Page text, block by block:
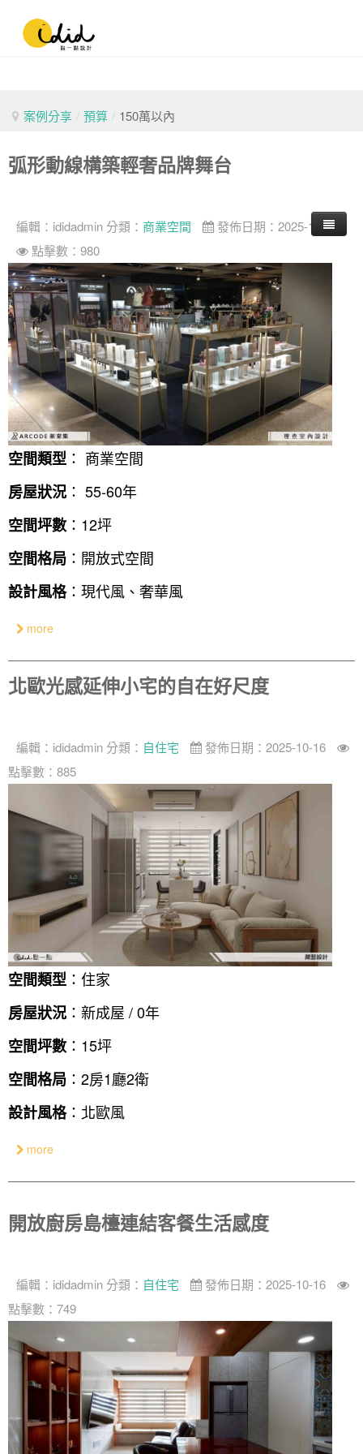
案例分享 / 預算 / 150萬以內
弧形動線構築輕奢品牌舞台
編輯： ididadmin 分類： 商業空間
發佈日期：2025-10-20
點擊數：980
空間類型 ： 商業空間
房屋狀況 ： 55-60年
空間坪數 ：12坪
空間格局 ：開放式空間
設計風格：現代風、奢華風
more
北歐光感延伸小宅的自在好尺度
編輯： ididadmin 分類： 自住宅
發佈日期：2025-10-16
點擊數：885
空間類型 ：住家
房屋狀況 ：新成屋 / 0年
空間坪數 ：15坪
空間格局 ：2房1廳2衛
設計風格：北歐風
more
開放廚房島檯連結客餐生活感度
編輯： ididadmin 分類： 自住宅
發佈日期：2025-10-16
點擊數：749
如何使用點一點
我要裝潢
裝潢計算機
裝潢進階計算機
裝潢圖紙免費健檢
案例分享
類型
居家
商業空間
辦公室
其他
面積
小坪數
21~30坪
31~50坪
51坪以上
現代
簡約
北歐
古典
鄉村
工業
奢華
預算
150萬以內
151萬~250萬
251萬以上
人氣推薦
設計好手
台北市
新北市
桃園 新竹 竹北
台南 高雄
360環景體驗
你家我家 Podcast
虛擬線上裝潢
房屋仲介方案
室內設計師方案
傢俱建材商方案
一般屋主方案
裝潢輕鬆點
2房2聽 - 基本版
2房2廳 - 精裝版
3房2聽 - 基本版
3房2廳 - 精裝版
設計專欄
綠建材
居家風水
老屋翻新
主題精選
設計知識+
國外案例
設計私房話
線上賞屋
北部
新北市
桃園市
新竹市
基隆市
徵設計師